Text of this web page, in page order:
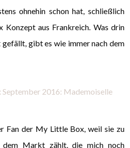
ohnehin schon hat, schließlich
aus Frankreich. Was drin
gibt es wie immer nach dem
Fan der My Little Box, weil sie zu
dem Markt zählt, die mich noch